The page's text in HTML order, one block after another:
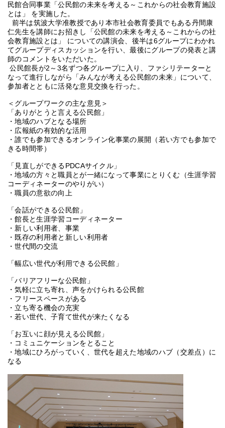
民館合同事業「公民館の未来を考える～これからの社会教育施設
とは」 を実施した。
前半は筑波大学准教授であり本市社会教育委員でもある丹間康
仁先生を講師にお招きし「公民館の未来を考える～これからの社
会教育施設とは」 についての講演会、後半は6グループにわかれ
てグループディスカッションを行い、最後にグループの発表と講
師のコメントをいただいた。
公民館長が2～3名ずつ各グループに入り、ファシリテーターと
なって進行しながら「みんなが考える公民館の未来」について、
参加者とともに活発な意見交換を行った。
＜グループワークの主な意見＞
「ありがとうと言える公民館」
・地域のハブとなる場所
・広報紙の有効的な活用
・誰でも参加できるオンライン化事業の展開（若い方でも参加で
きる時間帯）
「見直しができるPDCAサイクル」
・地域の方々と職員とが一緒になって事業にとりくむ（生涯学習
コーディネーターのやりがい）
・職員の意欲の向上
「会話ができる公民館」
・館長と生涯学習コーディネーター
・新しい利用者、事業
・既存の利用者と新しい利用者
・世代間の交流
「幅広い世代が利用できる公民館」
「バリアフリーな公民館」
・気軽に立ち寄れ、声をかけられる公民館
・フリースペースがある
・立ち寄る機会の充実
・若い世代、子育て世代が来たくなる
「お互いに顔が見える公民館」
・コミュニケーションをとること
・地域にひろがっていく、世代を超えた地域のハブ（交差点）に
なる